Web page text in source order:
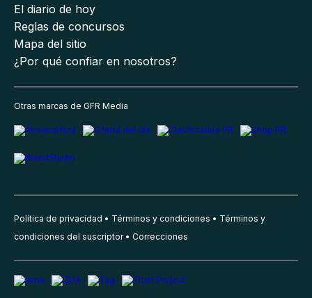
El diario de hoy
Reglas de concursos
Mapa del sitio
¿Por qué confiar en nosotros?
Otras marcas de GFR Media
Política de privacidad Términos y condiciones
Términos y
condiciones del suscriptor
Correcciones